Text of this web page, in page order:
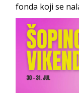
fonda koji se